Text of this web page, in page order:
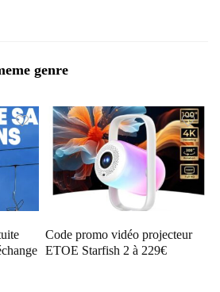
genre
Code promo vidéo projecteur
ETOE Starfish 2 à 229€